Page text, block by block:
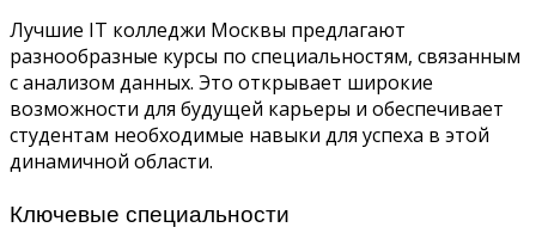
Лучшие IT колледжи Москвы предлагают
разнообразные курсы по специальностям, связанным
с анализом данных. Это открывает широкие
возможности для будущей карьеры и обеспечивает
студентам необходимые навыки для успеха в этой
динамичной области.
Ключевые специальности